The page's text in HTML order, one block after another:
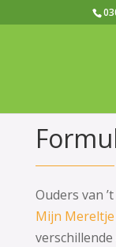
Ouders van
Mijn Mereltje